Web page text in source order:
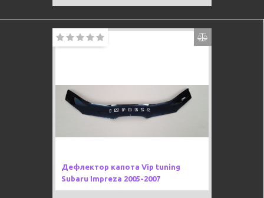
Дефлектор капота Vip tuning
Subaru Impreza 2005-2007